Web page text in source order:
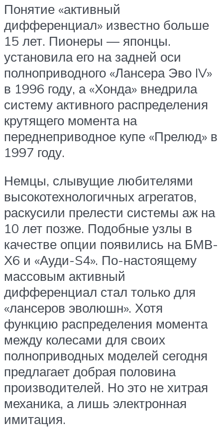
Понятие «активный
дифференциал» известно больше
15 лет. Пионеры — японцы.
установила его на задней оси
полноприводного «Лансера Эво IV»
в 1996 году, а «Хонда» внедрила
систему активного распределения
крутящего момента на
переднеприводное купе «Прелюд» в
1997 году.
Немцы, слывущие любителями
высокотехнологичных агрегатов,
раскусили прелести системы аж на
10 лет позже. Подобные узлы в
качестве опции появились на БМВ-
Х6 и «Ауди-S4». По-настоящему
массовым активный
дифференциал стал только для
«лансеров эволюшн». Хотя
функцию распределения момента
между колесами для своих
полноприводных моделей сегодня
предлагает добрая половина
производителей. Но это не хитрая
механика, а лишь электронная
имитация.